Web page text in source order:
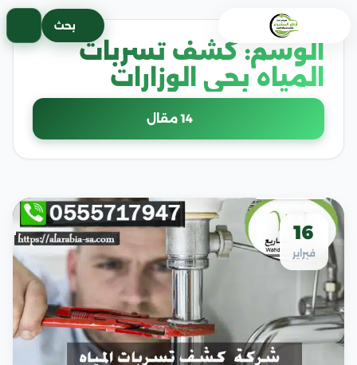
بحث
الوسم: كشف تسربات
المياه بحى الوزارات
14 مقال
16
فبراير